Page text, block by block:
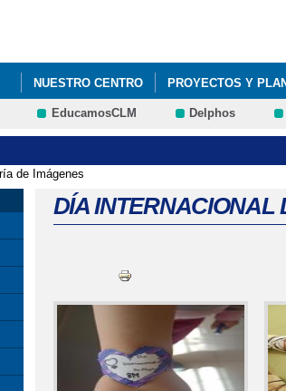
NUESTRO CENTRO PROYECTOS Y
EDUCACION
EducamosCLM Delphos
de Imágenes
DÍA INTERNACIONAL